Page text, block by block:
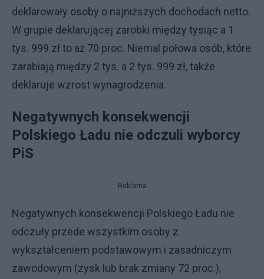
deklarowały osoby o najniższych dochodach netto.
W grupie deklarującej zarobki między tysiąc a 1
tys. 999 zł to aż 70 proc. Niemal połowa osób, które
zarabiają między 2 tys. a 2 tys. 999 zł, także
deklaruje wzrost wynagrodzenia.
Negatywnych konsekwencji
Polskiego Ładu nie odczuli wyborcy
PiS
Reklama
Negatywnych konsekwencji Polskiego Ładu nie
odczuły przede wszystkim osoby z
wykształceniem podstawowym i zasadniczym
zawodowym (zysk lub brak zmiany 72 proc.),